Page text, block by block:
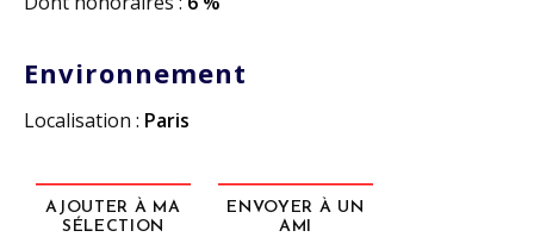
Environnement
Localisation : Paris
AJOUTER À MA
SÉLECTION
ENVOYER À UN
AMI